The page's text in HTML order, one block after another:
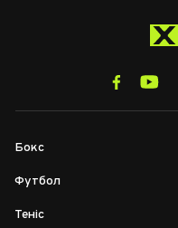
Бокс
Футбол
Теніс